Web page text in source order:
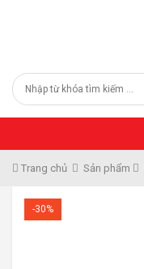
Trang chủ Sản phẩm
-30%